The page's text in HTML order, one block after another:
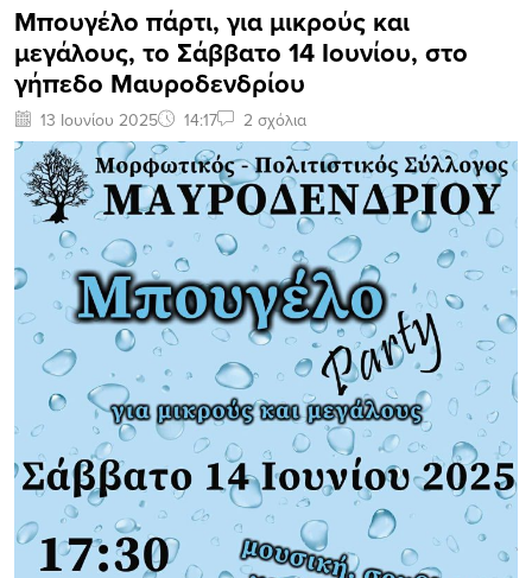
Μπουγέλο πάρτι, για μικρούς και
μεγάλους, το Σάββατο 14 Ιουνίου, στο
γήπεδο Μαυροδενδρίου
13 Ιουνίου 2025 14:17 2 σχόλια